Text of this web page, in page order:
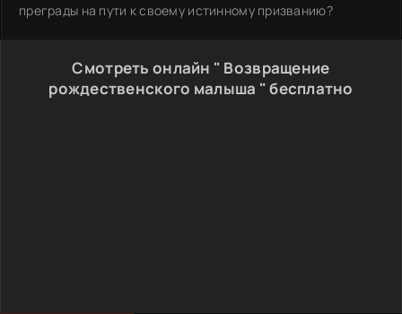
преграды на пути к своему истинному призванию?
Смотреть онлайн " Возвращение
рождественского малыша " бесплатно